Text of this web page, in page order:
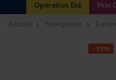
Opération Été Prix
Accueil Navigation
-33%